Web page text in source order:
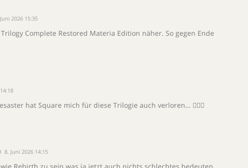
2026 15:35
Complete Restored Materia Edition näher. So gegen Ende
hat Square mich für diese Trilogie auch verloren… 🤷🏼‍♂️
8. Juni 2026 14:15